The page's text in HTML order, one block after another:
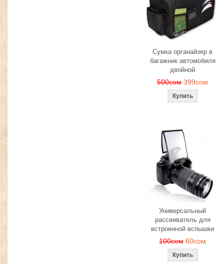
Сумка органайзер в
багажник автомобиля
двойной
500сом 399сом
Универсальный
рассеиватель для
встроенной вспышки
100сом 60сом